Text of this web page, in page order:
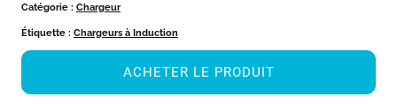
Catégorie : Chargeur
Étiquette : Chargeurs à Induction
ACHETER LE PRODUIT